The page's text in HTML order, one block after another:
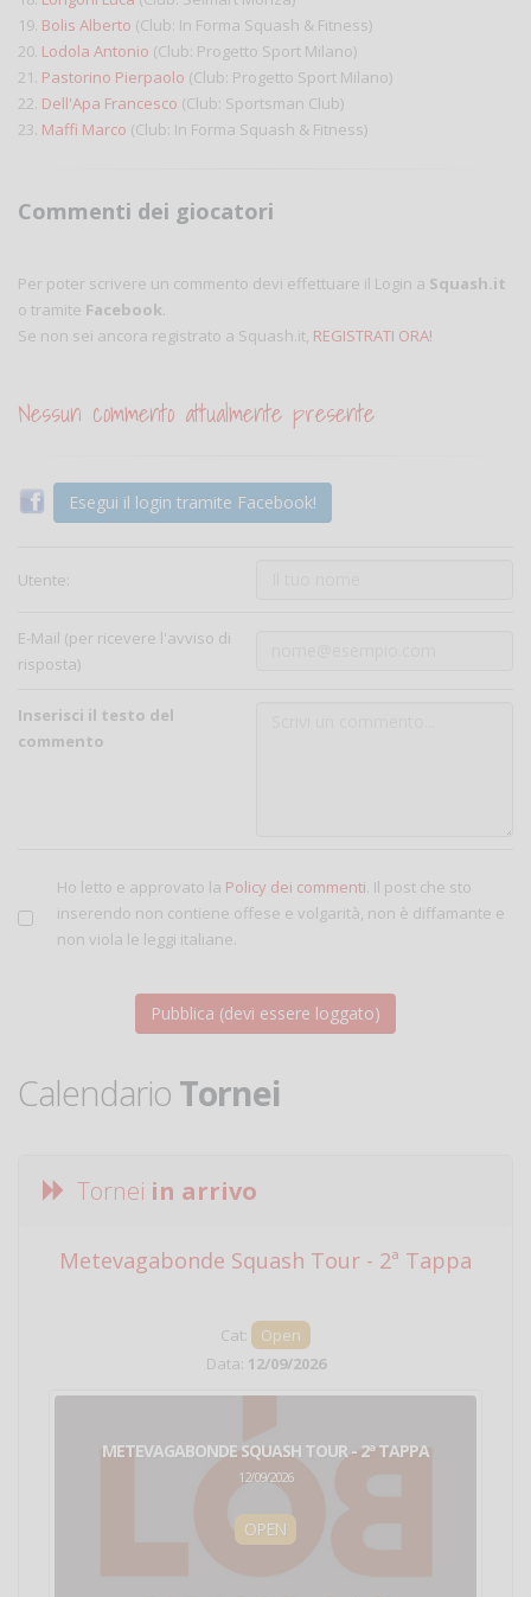
19. Bolis Alberto (Club: In Forma Squash & Fitness)
20. Lodola Antonio (Club: Progetto Sport Milano)
21. Pastorino Pierpaolo (Club: Progetto Sport Milano)
22. Dell'Apa Francesco (Club: Sportsman Club)
23. Maffi Marco (Club: In Forma Squash & Fitness)
Commenti dei giocatori
Per poter scrivere un commento devi effettuare il Login a Squash.it
o tramite Facebook
Se non sei ancora registrato a Squash.it, REGISTRATI ORA!
Nessun commento attualmente presente
Esegui il login tramite Facebook!
Utente:
E-Mail (per ricevere l'avviso di
risposta)
Inserisci il testo del
commento
Ho letto e approvato la Policy dei commenti . Il post che sto
inserendo non contiene offese e volgarità, non è diffamante e
non viola le leggi italiane.
Calendario Tornei
Tornei in arrivo
Metevagabonde Squash Tour - 2ª Tappa
Cat:
Open
Data: 12/09/2026
METEVAGABONDE SQUASH TOUR - 2ª TAPPA
12/09/2026
OPEN